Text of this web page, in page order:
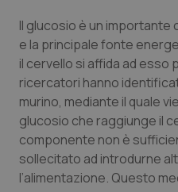
Friuli Venezia Giulia
Lazio
Liguria
Lombardia
Marche
Dermatite Atopica
Diabete &
Disturbi dell’umore
Dolore
Donna & Salute
Il glucosio è un
e la principale fonte
il cervello si affida ad esso
ricercatori hanno
murino, mediante il quale
glucosio che raggiunge il
componente non è
sollecitato ad introdurne
l’alimentazione. Questo